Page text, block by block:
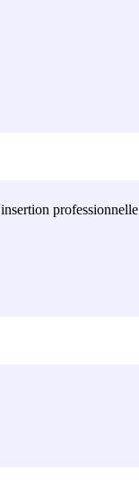
professionnelle